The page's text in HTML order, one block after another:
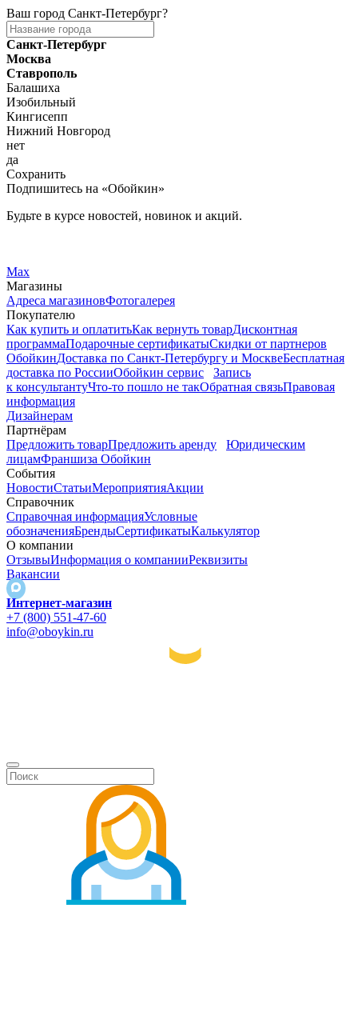
Ваш город Санкт-Петербург?
Санкт-Петербург
Москва
Ставрополь
Балашиха
Изобильный
Кингисепп
Нижний Новгород
нет
да
Сохранить
Подпишитесь на «Обойкин»
Будьте в курсе новостей, новинок и акций.
Max
Магазины
Адреса магазиновФотогалерея
Покупателю
Как купить и оплатитьКак вернуть товарДисконтная
программаПодарочные сертификатыСкидки от партнеров
ОбойкинДоставка по Санкт-Петербургу и МосквеБесплатная
доставка по РоссииОбойкин сервис
Запись
к консультантуЧто-то пошло не такОбратная связьПравовая
информация
Дизайнерам
Партнёрам
Предложить товарПредложить аренду
Юридическим
лицамФраншиза Обойкин
События
НовостиСтатьиМероприятияАкции
Справочник
Справочная информацияУсловные
обозначенияБрендыСертификатыКалькулятор
О компании
ОтзывыИнформация о компанииРеквизиты
Вакансии
Интернет-магазин
+7 (800) 551-47-60
info@oboykin.ru